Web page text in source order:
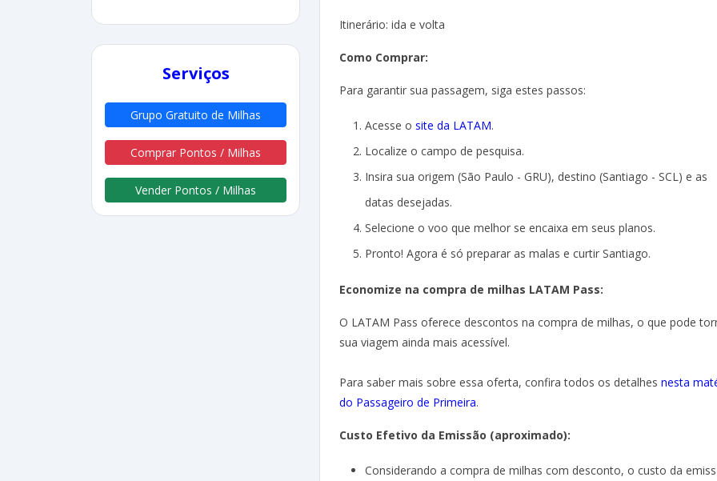
Serviços
Grupo Gratuito de Milhas
Comprar Pontos / Milhas
Vender Pontos / Milhas
Itinerário: ida e volta
Como Comprar:
Para garantir sua passagem, siga estes passos:
Acesse o site da LATAM.
Localize o campo de pesquisa.
Insira sua origem (São Paulo - GRU), destino (Santiago - SCL) e as
datas desejadas.
Selecione o voo que melhor se encaixa em seus planos.
Pronto! Agora é só preparar as malas e curtir Santiago.
Economize na compra de milhas LATAM Pass:
O LATAM Pass oferece descontos na compra de milhas, o que pode
sua viagem ainda mais acessível.
Para saber mais sobre essa oferta, confira todos os detalhes nesta
do Passageiro de Primeira.
Custo Efetivo da Emissão (aproximado):
Considerando a compra de milhas com desconto, o custo da